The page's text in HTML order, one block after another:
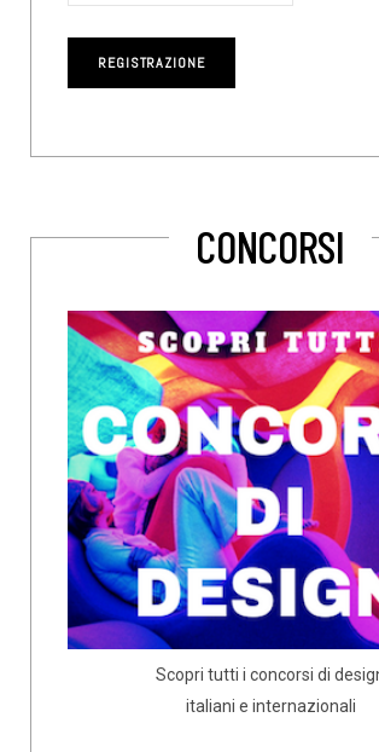
CONCORSI
Scopri tutti i concorsi di
italiani e internazionali